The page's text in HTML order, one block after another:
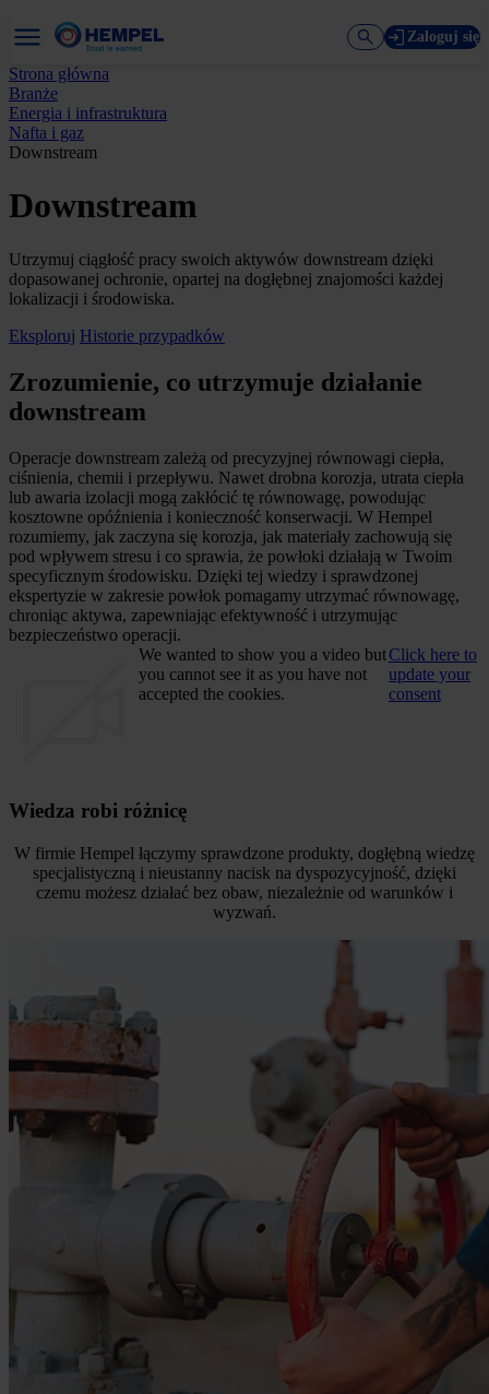
Zaloguj się
Strona główna
Branże
Energia i infrastruktura
Nafta i gaz
Downstream
Downstream
Utrzymuj ciągłość pracy swoich aktywów downstream dzięki
dopasowanej ochronie, opartej na dogłębnej znajomości każdej
lokalizacji i środowiska.
Eksploruj Historie przypadków
Zrozumienie, co utrzymuje działanie
downstream
Operacje downstream zależą od precyzyjnej równowagi ciepła,
ciśnienia, chemii i przepływu. Nawet drobna korozja, utrata ciepła
lub awaria izolacji mogą zakłócić tę równowagę, powodując
kosztowne opóźnienia i konieczność konserwacji. W Hempel
rozumiemy, jak zaczyna się korozja, jak materiały zachowują się
pod wpływem stresu i co sprawia, że powłoki działają w Twoim
specyficznym środowisku. Dzięki tej wiedzy i sprawdzonej
ekspertyzie w zakresie powłok pomagamy utrzymać równowagę,
chroniąc aktywa, zapewniając efektywność i utrzymując
bezpieczeństwo operacji.
We wanted to show you a video but
you cannot see it as you have not
accepted the cookies.
Click here to
update your
consent
Wiedza robi różnicę
W firmie Hempel łączymy sprawdzone produkty, dogłębną wiedzę
specjalistyczną i nieustanny nacisk na dyspozycyjność, dzięki
czemu możesz działać bez obaw, niezależnie od warunków i
wyzwań.